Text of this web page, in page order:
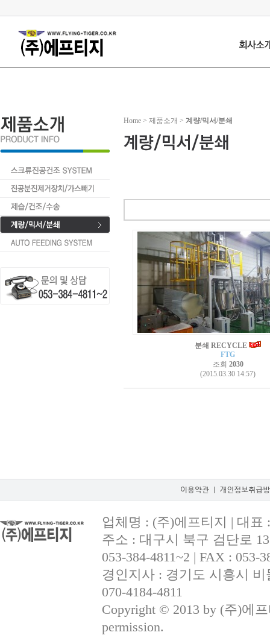
Home > 제품소개 > 계량/믹서/분쇄
분쇄 RECYCLE
FTG
조회 2030
(2015.03.30 14:57)
업체명 : (주)에프티지 | 대표
주소 : 대구시 북구 검단로
053-384-4811~2 | FAX : 053-
경인지사 : 경기도 시흥시 비
070-4184-4811
Copyright © 2013 by (주)에
permission.